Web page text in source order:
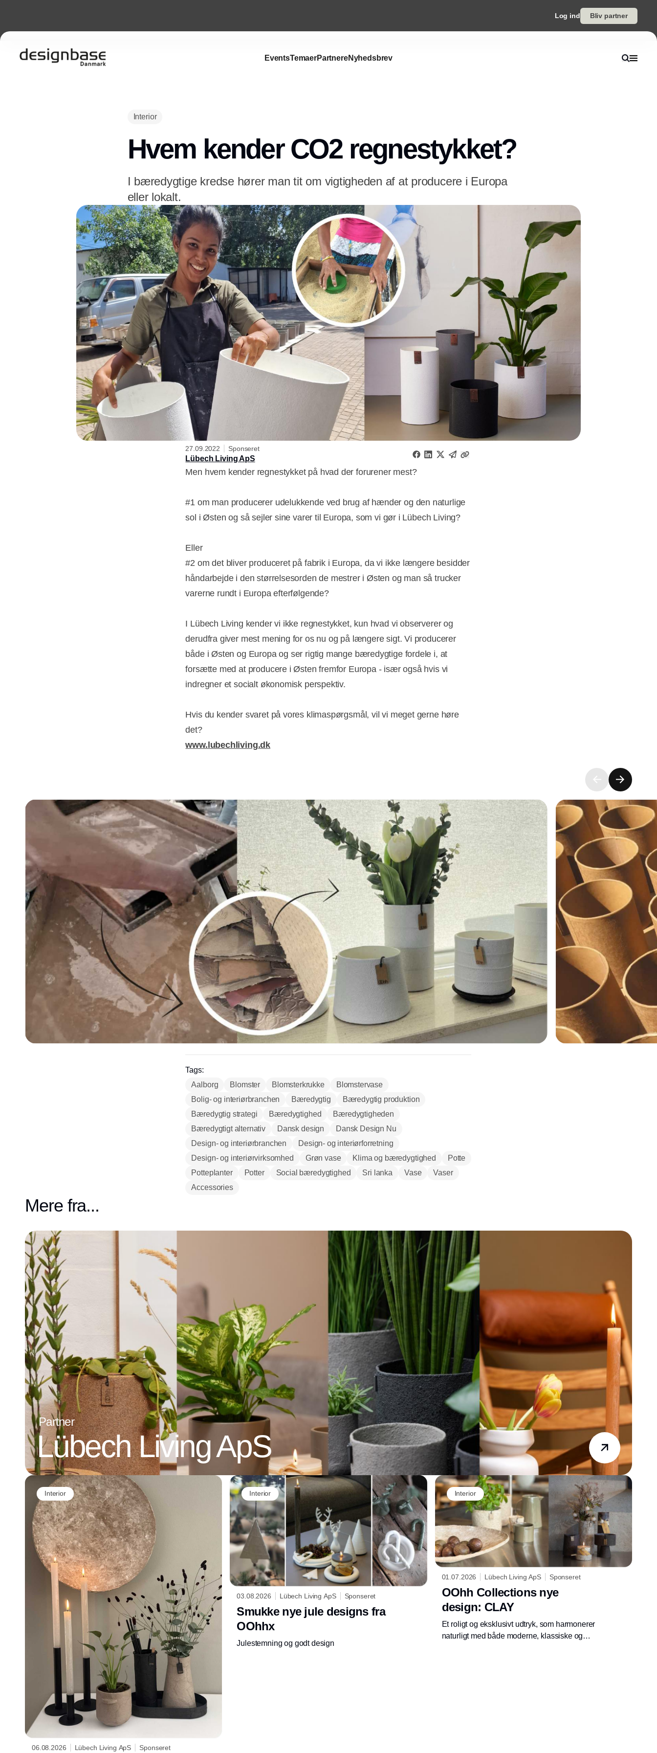
Log ind Bliv partner
EventsTemaerPartnereNyhedsbrev
Interior
Hvem kender CO2 regnestykket?
I bæredygtige kredse hører man tit om vigtigheden af at producere i Europa
eller lokalt.
27.09.2022 Sponseret
Lübech Living ApS
Men hvem kender regnestykket på hvad der forurener mest?
#1 om man producerer udelukkende ved brug af hænder og den naturlige
sol i Østen og så sejler sine varer til Europa, som vi gør i Lübech Living?
Eller
#2 om det bliver produceret på fabrik i Europa, da vi ikke længere besidder
håndarbejde i den størrelsesorden de mestrer i Østen og man så trucker
varerne rundt i Europa efterfølgende?
I Lübech Living kender vi ikke regnestykket, kun hvad vi observerer og
derudfra giver mest mening for os nu og på længere sigt. Vi producerer
både i Østen og Europa og ser rigtig mange bæredygtige fordele i, at
forsætte med at producere i Østen fremfor Europa - især også hvis vi
indregner et socialt økonomisk perspektiv.
Hvis du kender svaret på vores klimaspørgsmål, vil vi meget gerne høre
det?
www.lubechliving.dk
Tags:
Aalborg
Blomster Blomsterkrukke
Blomstervase
Bolig- og interiørbranchen
Bæredygtig
Bæredygtig produktion
Bæredygtig strategi
Bæredygtighed
Bæredygtigheden
Bæredygtigt alternativ
Dansk design
Dansk Design Nu
Design- og interiørbranchen
Design- og interiørforretning
Design- og interiørvirksomhed
Grøn vase Klima og bæredygtighed
Potte
Potteplanter
Potter Social bæredygtighed Sri lanka Vase
Vaser
Accessories
Mere fra...
Partner
Lübech Living ApS
Interior
06.08.2026 Lübech Living ApS Sponseret
Interior
03.08.2026 Lübech Living ApS Sponseret
Smukke nye jule designs fra
OOhhx
Julestemning og godt design
Interior
01.07.2026 Lübech Living ApS Sponseret
OOhh Collections nye
design: CLAY
Et roligt og eksklusivt udtryk, som harmonerer
naturligt med både moderne, klassiske og